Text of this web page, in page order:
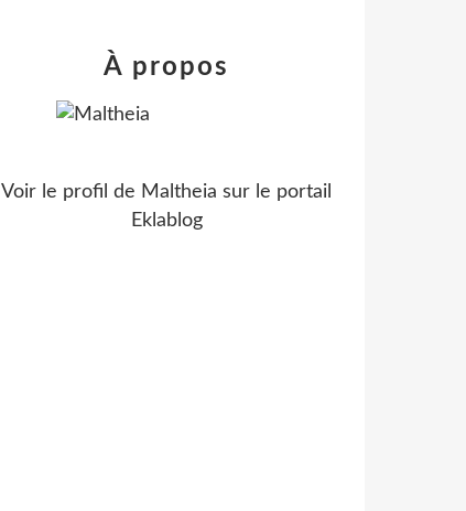
À propos
Voir le profil de Maltheia sur le portail
Eklablog